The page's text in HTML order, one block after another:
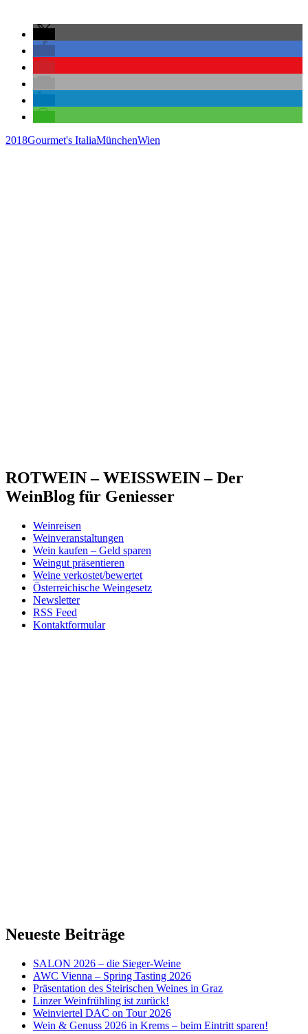
2018Gourmet's ItaliaMünchenWien
ROTWEIN – WEISSWEIN – Der
WeinBlog für Geniesser
Weinreisen
Weinveranstaltungen
Wein kaufen – Geld sparen
Weingut präsentieren
Weine verkostet/bewertet
Österreichische Weingesetz
Newsletter
RSS Feed
Kontaktformular
Neueste Beiträge
SALON 2026 – die Sieger-Weine
AWC Vienna – Spring Tasting 2026
Präsentation des Steirischen Weines in Graz
Linzer Weinfrühling ist zurück!
Weinviertel DAC on Tour 2026
Wein & Genuss 2026 in Krems – beim Eintritt sparen!